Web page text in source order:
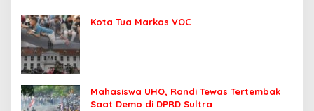
Kota Tua Markas VOC
Mahasiswa UHO, Randi Tewas Tertembak
Saat Demo di DPRD Sultra